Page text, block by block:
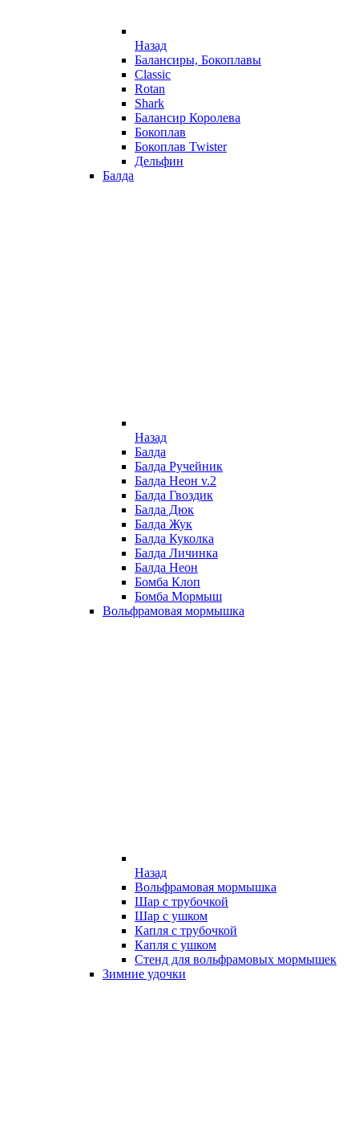
Назад
Балансиры, Бокоплавы
Classic
Rotan
Shark
Балансир Королева
Бокоплав
Бокоплав Twister
Дельфин
Балда
Назад
Балда
Балда Ручейник
Балда Неон v.2
Балда Гвоздик
Балда Дюк
Балда Жук
Балда Куколка
Балда Личинка
Балда Неон
Бомба Клоп
Бомба Мормыш
Вольфрамовая мормышка
Назад
Вольфрамовая мормышка
Шар с трубочкой
Шар с ушком
Капля с трубочкой
Капля с ушком
Стенд для вольфрамовых мормышек
Зимние удочки